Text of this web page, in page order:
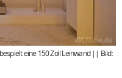
eine 150 Zoll Leinwand || Bild: